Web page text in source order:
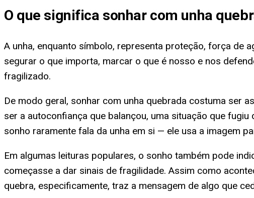
O que significa sonhar com unha
A unha, enquanto símbolo, representa proteção, força de
segurar o que importa, marcar o que é nosso e nos
fragilizado.
De modo geral, sonhar com unha quebrada costuma ser
ser a autoconfiança que balançou, uma situação que
sonho raramente fala da unha em si — ele usa a imagem
Em algumas leituras populares, o sonho também pode
começasse a dar sinais de fragilidade. Assim como
quebra, especificamente, traz a mensagem de algo que